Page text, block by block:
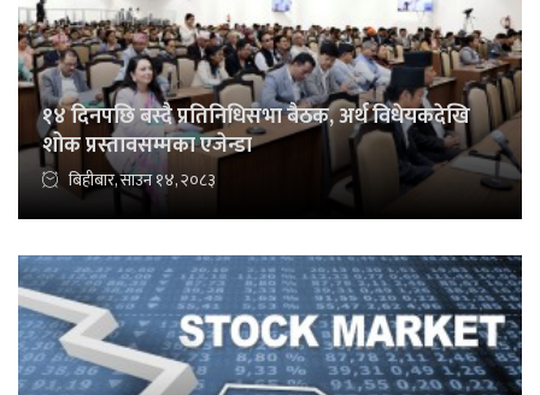
१४ दिनपछि बस्दै प्रतिनिधिसभा बैठक, अर्थ विधेयकदेखि
शोक प्रस्तावसम्मका एजेन्डा
बिहीबार, साउन १४, २०८३